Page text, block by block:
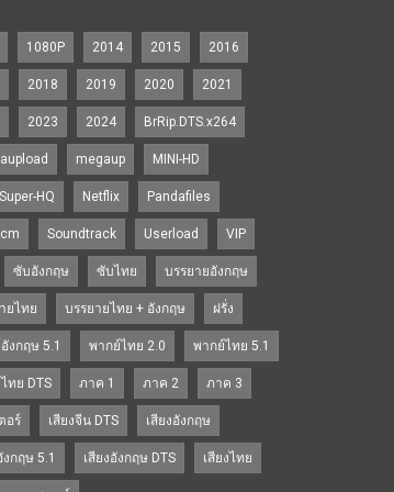
1080P 2014 2015 2016
2018 2019 2020 2021
2023 2024 BrRip.DTS.x264
megaup MINI-HD
HQ Netflix Pandafiles
Soundtrack Userload VIP
ซับอังกฤษ ซับไทย บรรยายอังกฤษ
ยไทย บรรยายไทย + อังกฤษ ฝรั่ง
งกฤษ 5.1 พากย์ไทย 2.0 พากย์ไทย 5.1
ทย DTS ภาค 1 ภาค 2 ภาค 3
อร์ เสียงจีน DTS เสียงอังกฤษ
งกฤษ 5.1 เสียงอังกฤษ DTS เสียงไทย